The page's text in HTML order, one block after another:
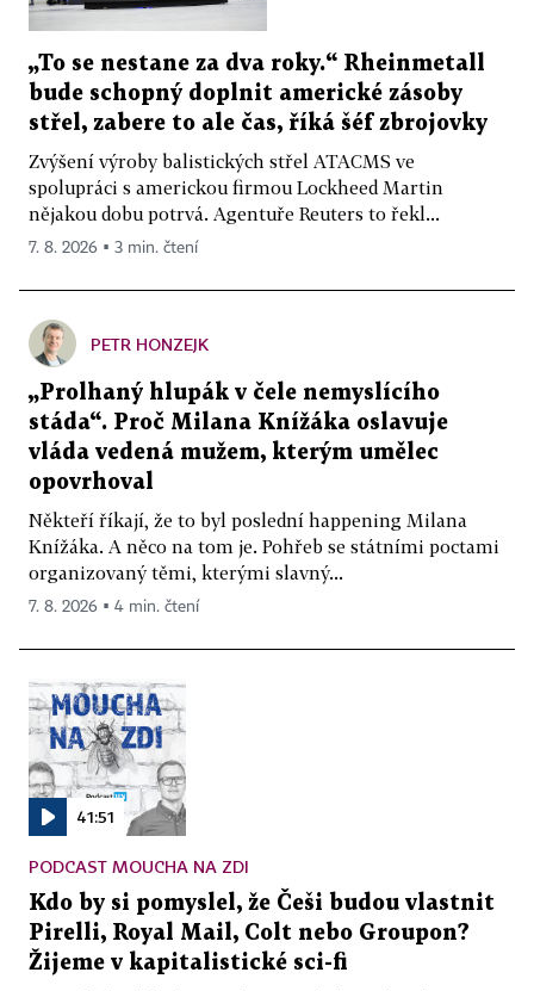
„To se nestane za dva roky.“ Rheinmetall
bude schopný doplnit americké zásoby
střel, zabere to ale čas, říká šéf zbrojovky
Zvýšení výroby balistických střel ATACMS ve
spolupráci s americkou firmou Lockheed Martin
nějakou dobu potrvá. Agentuře Reuters to řekl...
7. 8. 2026 ▪ 3 min. čtení
PETR HONZEJK
„Prolhaný hlupák v čele nemyslícího
stáda“. Proč Milana Knížáka oslavuje
vláda vedená mužem, kterým umělec
opovrhoval
Někteří říkají, že to byl poslední happening Milana
Knížáka. A něco na tom je. Pohřeb se státními poctami
organizovaný těmi, kterými slavný...
7. 8. 2026 ▪ 4 min. čtení
41:51
PODCAST MOUCHA NA ZDI
Kdo by si pomyslel, že Češi budou vlastnit
Pirelli, Royal Mail, Colt nebo Groupon?
Žijeme v kapitalistické sci-fi